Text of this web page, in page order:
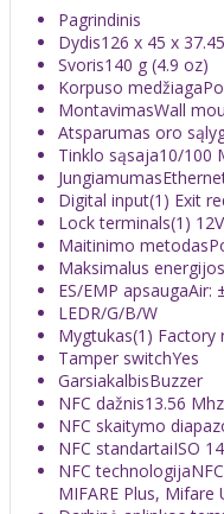
Pagrindinis
Dydis126 x 45 x
Svoris140 g (4.9 oz)
Korpuso medžiaga
MontavimasWall
Atsparumas oro
Tinklo sąsaja10/100
Jungiamumas
Digital input(1) Exit
Lock terminals(1)
Maitinimo metodas
Maksimalus
ES/EMP apsaugaAir:
LEDR/G/B/W
Mygtukas(1) Factory
Tamper switchYes
GarsiakalbisBuzzer
NFC dažnis13.56 Mhz
NFC skaitymo
NFC standartaiISO
NFC technologija
MIFARE Plus, Mifare